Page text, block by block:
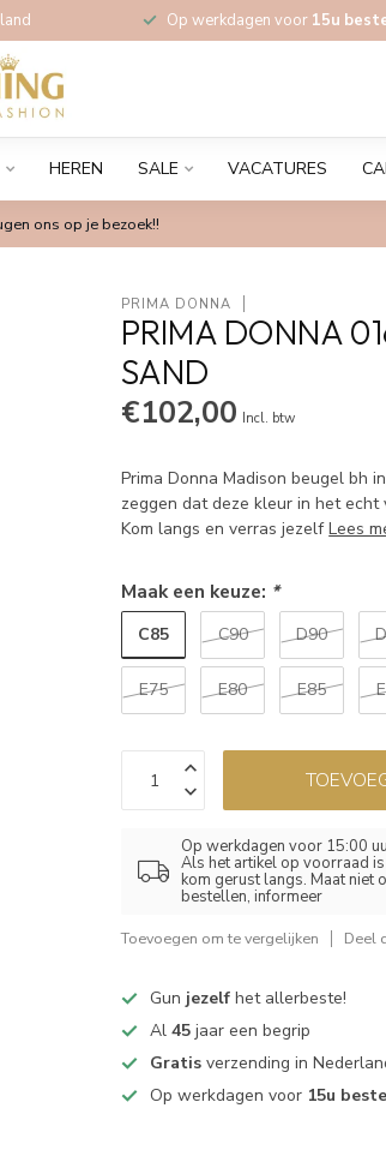
Op werkdagen voor 15u
HEREN SALE VACATURES
ons op je bezoek!!
PRIMA DONNA
PRIMA DONNA
SAND
€102,00 Incl. btw
Prima Donna Madison beugel bh
zeggen dat deze kleur in het
Kom langs en verras jezelfLees
Maak een keuze: *
C85 C90 D90
E75 E80 E85
Op werkdagen voor 15:00
Als het artikel op voorraad
kom gerust langs. Maat niet
bestellen, informeer
Toevoegen om te vergelijken Deel
Gun jezelf het allerbeste!
Al45 jaar een begrip
Gratis verzending in
Op werkdagen voor 15u